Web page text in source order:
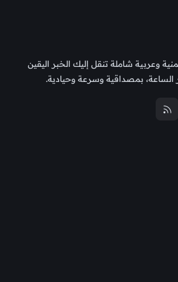
وعربية شاملة تنقل إليك الخبر اليقين
الساعة، بمصداقية وسرعة وحيادية.